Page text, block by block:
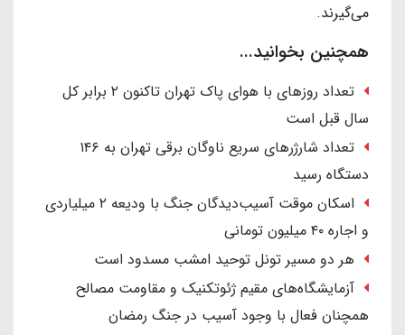
می‌گیرند.
همچنین بخوانید...
تعداد روزهای با هوای پاک تهران تاکنون ۲ برابر کل
سال قبل است
تعداد شارژرهای سریع ناوگان برقی تهران به ۱۴۶
دستگاه رسید
اسکان موقت آسیب‌دیدگان جنگ با ودیعه ۲ میلیاردی
و اجاره ۴۰ میلیون تومانی
هر دو مسیر تونل توحید امشب مسدود است
آزمایشگاه‌های مقیم ژئوتکنیک و مقاومت مصالح
همچنان فعال با وجود آسیب در جنگ رمضان